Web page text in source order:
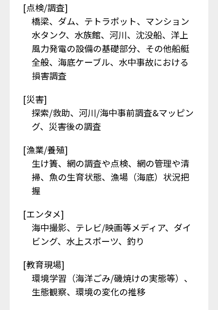
[点検/調査]
橋梁、ダム、テトラポット、マンション
水タンク、水族館、河川、沈没船、洋上
風力発電の設備の基礎部分、その他船艇
全般、海底ケーブル、水中事故における
損害調査
[災害]
探索/救助、河川/海中事前調査&マッピン
グ、災害後の調査
[漁業/養殖]
生け簀、網の調査や点検、網の管理や清
掃、魚の生育状態、漁場（海底）状況把
握
[エンタメ]
海中撮影、テレビ/映画等メディア、ダイ
ビング、水上スポーツ、釣り
[教育現場]
環境学習（海洋ごみ/磯焼けの実態等）、
生態観察、環境の変化の推移